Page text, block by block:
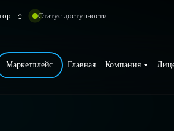
Статус доступности
Маркетплейс Главная Компания